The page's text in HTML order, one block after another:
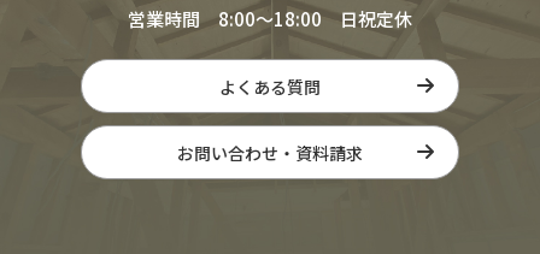
営業時間 8:00～18:00 日祝定休
よくある質問
お問い合わせ・資料請求